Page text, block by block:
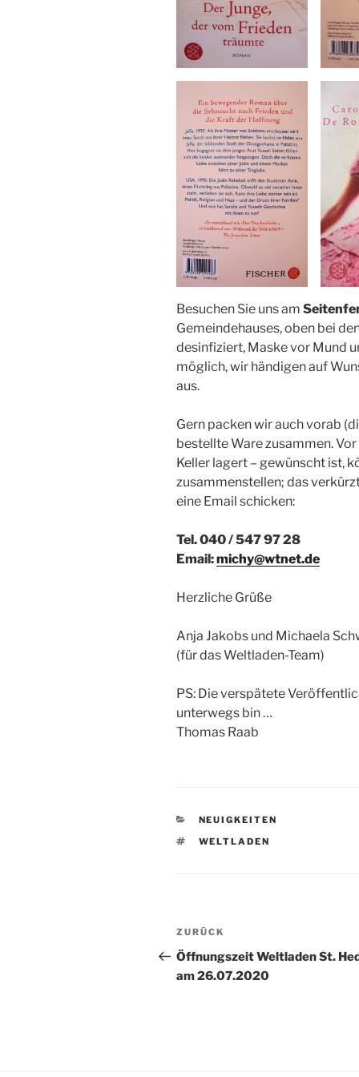
Besuchen Sie uns am
Gemeindehauses, oben bei
desinfiziert, Maske vor Mund
möglich, wir händigen auf
aus.
Gern packen wir auch vorab
bestellte Ware zusammen.
Keller lagert – gewünscht ist,
zusammenstellen; das
eine Email schicken:
Tel. 040 / 547 97 28
Email:michy@wtnet.de
Herzliche Grüße
Anja Jakobs und Michaela
(für das Weltladen-Team)
PS: Die verspätete
unterwegs bin …
Thomas Raab
KATEGORIEN
NEUIGKEITEN
SCHLAGWÖRTER
WELTLADEN
Beitragsnavigation
Vorheriger
Beitrag
ZURÜCK
Öffnungszeit Weltladen St.
am 26.07.2020